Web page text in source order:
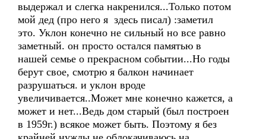
выдержал и слегка накренился...Только потом
мой дед (про него я здесь писал) :заметил
это. Уклон конечно не сильный но все равно
заметный. он просто остался памятью в
нашей семье о прекрасном событии...Но годы
берут свое, смотрю я балкон начинает
разрушаться. и уклон вроде
увеличивается..Может мне конечно кажется, а
может и нет...Ведь дом старый (был построен
в 1959г.) всякое может быть. Поэтому я без